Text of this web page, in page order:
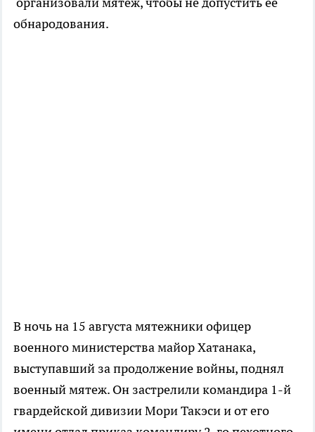
обнародования.
В ночь на 15 августа мятежники офицер
военного министерства майор Хатанака,
выступавший за продолжение войны, поднял
военный мятеж. Он застрелили командира 1-й
гвардейской дивизии Мори Такэси и от его